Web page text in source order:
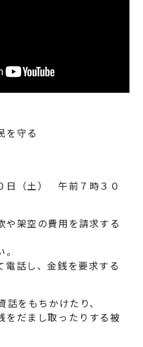
を守る
（土） 午前７時３０
や架空の費用を請求する
電話し、金銭を要求する
をもちかけたり、
をだまし取ったりする被